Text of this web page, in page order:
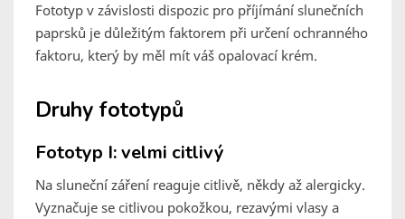
Fototyp v závislosti dispozic pro příjímání slunečních
paprsků je důležitým faktorem při určení ochranného
faktoru, který by měl mít váš opalovací krém.
Druhy fototypů
Fototyp I: velmi citlivý
Na sluneční záření reaguje citlivě, někdy až alergicky.
Vyznačuje se citlivou pokožkou, rezavými vlasy a